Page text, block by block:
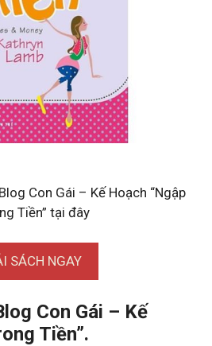
Con Gái – Kế Hoạch “Ngập
Tiền” tại đây
SÁCH NGAY
Con Gái – Kế
Tiền”.